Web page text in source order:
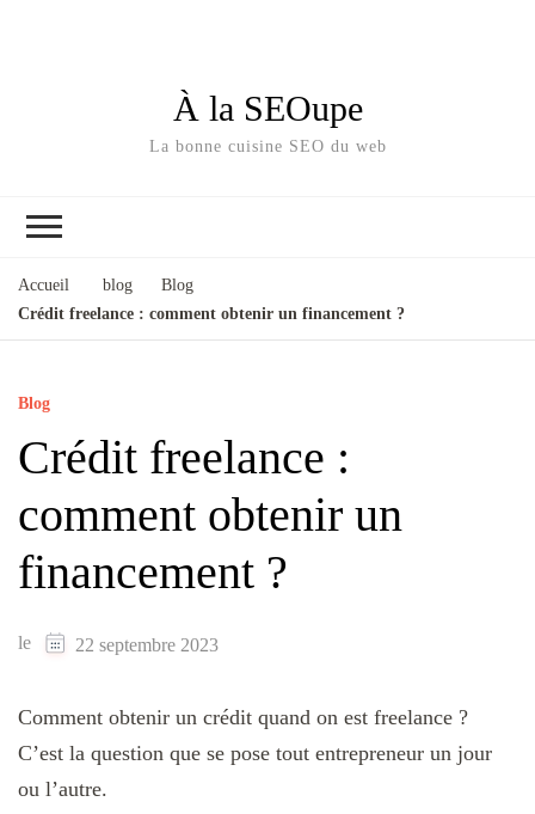
À la SEOupe
La bonne cuisine SEO du web
Accueil blog
Blog
Crédit freelance : comment obtenir un financement ?
Blog
Crédit freelance :
comment obtenir un
financement ?
le 22 septembre 2023
Comment obtenir un crédit quand on est freelance ?
C’est la question que se pose tout entrepreneur un jour
ou l’autre.